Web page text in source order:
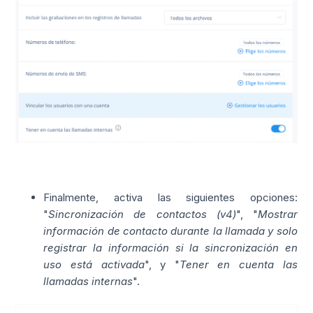
Finalmente, activa las siguientes opciones:
"Sincronización de contactos (v4)", "Mostrar
información de contacto durante la llamada y solo
registrar la información si la sincronización en
uso está activada", y "Tener en cuenta las
llamadas internas".